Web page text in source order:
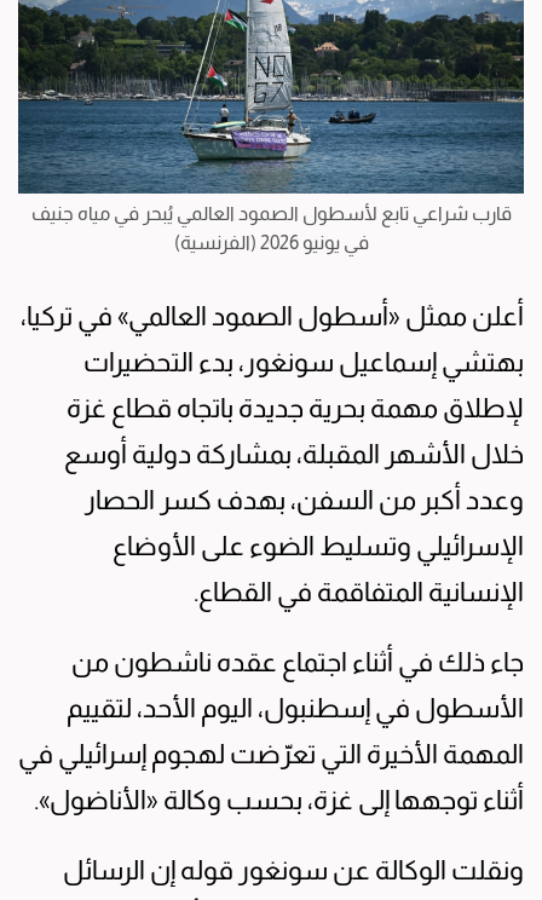
قارب شراعي تابع لأسطول الصمود العالمي يُبحر في مياه جنيف
في يونيو 2026 (الفرنسية)
أعلن ممثل «أسطول الصمود العالمي» في تركيا،
بهتشي إسماعيل سونغور، بدء التحضيرات
لإطلاق مهمة بحرية جديدة باتجاه قطاع غزة
خلال الأشهر المقبلة، بمشاركة دولية أوسع
وعدد أكبر من السفن، بهدف كسر الحصار
الإسرائيلي وتسليط الضوء على الأوضاع
الإنسانية المتفاقمة في القطاع.
جاء ذلك في أثناء اجتماع عقده ناشطون من
الأسطول في إسطنبول، اليوم الأحد، لتقييم
المهمة الأخيرة التي تعرّضت لهجوم إسرائيلي في
أثناء توجهها إلى غزة، بحسب وكالة «الأناضول».
ونقلت الوكالة عن سونغور قوله إن الرسائل